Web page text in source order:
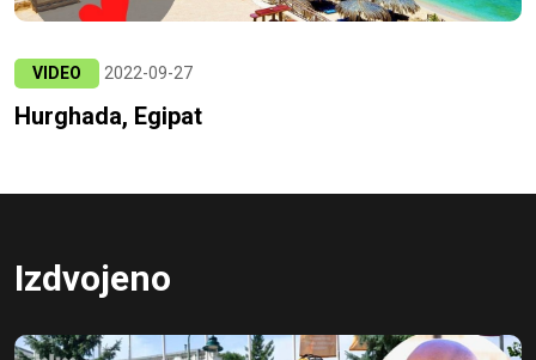
VIDEO 2022-09-27
Hurghada, Egipat
Izdvojeno